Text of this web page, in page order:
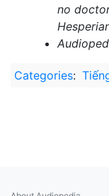
no
Categories: